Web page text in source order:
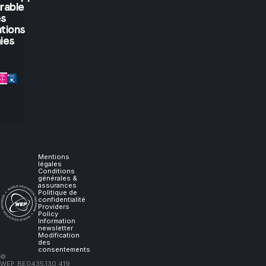
Mentions
légales
Conditions
générales &
assurances
Politique de
confidentialité
Providers
Policy
Information
newsletter
Modification
des
consentements
©
WEP BE0435.130.419
you
let
me
will
learn."